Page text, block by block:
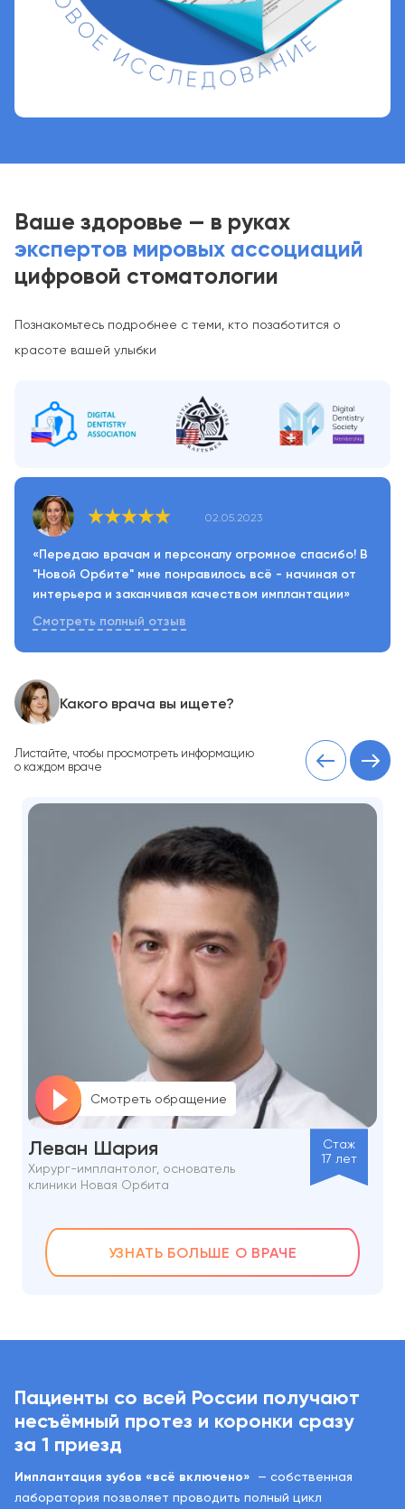
Ваше здоровье — в руках
экспертов мировых ассоциаций
цифровой стоматологии
Познакомьтесь подробнее с теми, кто позаботится о
красоте вашей улыбки
02.05.2023
«Передаю врачам и персоналу огромное спасибо! В
"Новой Орбите" мне понравилось всё - начиная от
интерьера и заканчивая качеством имплантации»
Смотреть полный отзыв
Какого врача вы ищете?
Листайте, чтобы просмотреть информацию
о каждом враче
Смотреть обращение
Стаж
17 лет
Леван Шария
Хирург-имплантолог, основатель
клиники Новая Орбита
УЗНАТЬ БОЛЬШЕ О ВРАЧЕ
Пациенты со всей России получают
несъёмный протез и коронки сразу
за 1 приезд
Имплантация зубов «всё включено»
— собственная
лаборатория позволяет проводить полный цикл